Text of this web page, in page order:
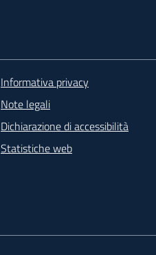
Informativa privacy
Note legali
Dichiarazione di accessibilità
Statistiche web